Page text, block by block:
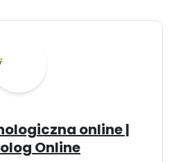
online |
Online